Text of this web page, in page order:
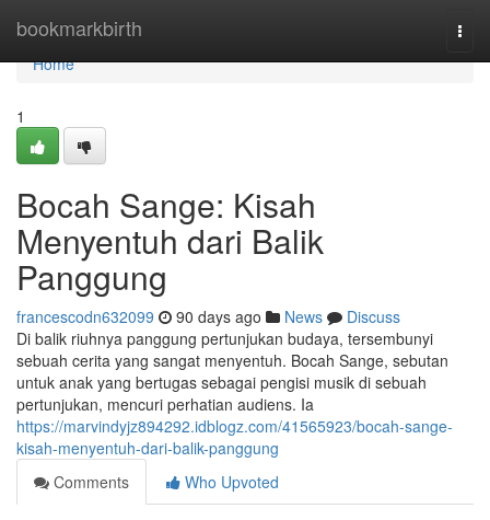
bookmarkbirth
Home
Home
1
Bocah Sange: Kisah
Menyentuh dari Balik
Panggung
francescodn632099 90 days ago News
Discuss
Di balik riuhnya panggung pertunjukan budaya, tersembunyi
sebuah cerita yang sangat menyentuh. Bocah Sange, sebutan
untuk anak yang bertugas sebagai pengisi musik di sebuah
pertunjukan, mencuri perhatian audiens. Ia
https://marvindyjz894292.idblogz.com/41565923/bocah-sange-
kisah-menyentuh-dari-balik-panggung
Comments
Who Upvoted